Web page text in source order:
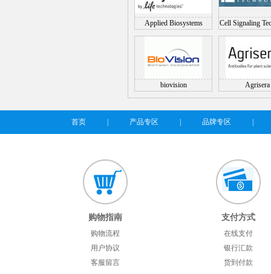
Applied Biosystems
Cell Signaling
(CST)
biovision Agrisera
首页 产品专区 品牌专区
购物指南
购物流程
用户协议
客服留言
支付方式
在线支付
银行汇款
货到付款